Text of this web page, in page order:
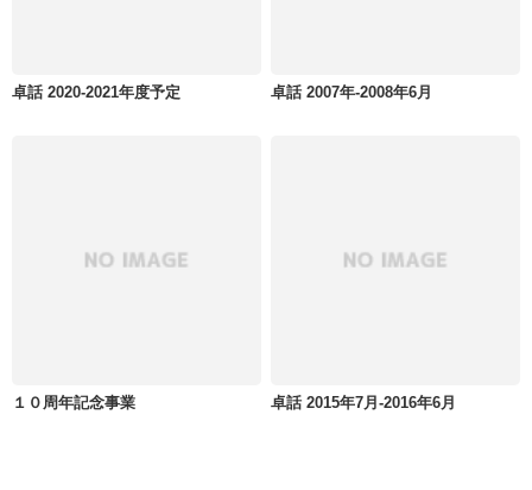
卓話 2020-2021年度予定 卓話 2007年-2008年6月
１０周年記念事業 卓話 2015年7月-2016年6月